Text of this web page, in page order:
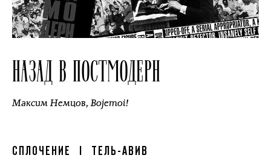
НАЗАД В ПОСТМОДЕРН
Максим Немцов,Bojemoi!
СПЛОЧЕНИЕ | ТЕЛЬ-АВИВ